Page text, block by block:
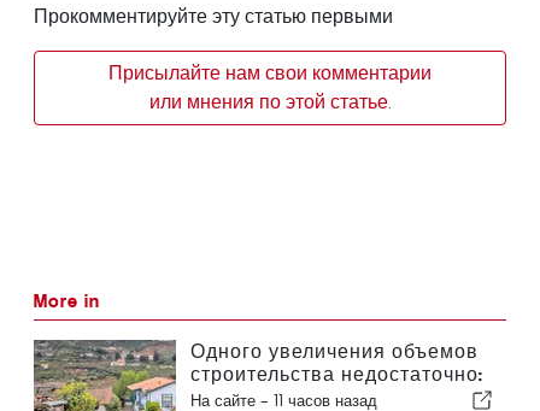
Прокомментируйте эту статью первыми
Присылайте нам свои комментарии
или мнения по этой статье.
More in
Одного увеличения объемов
строительства недостаточно:
Португалии необходимо
На сайте - 11 часов назад